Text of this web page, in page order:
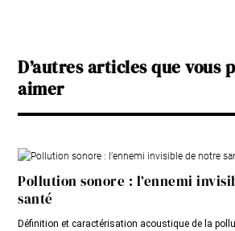
D’autres articles que vous
aimer
Pollution sonore : l’ennemi
santé
Définition et caractérisation acoustique de la